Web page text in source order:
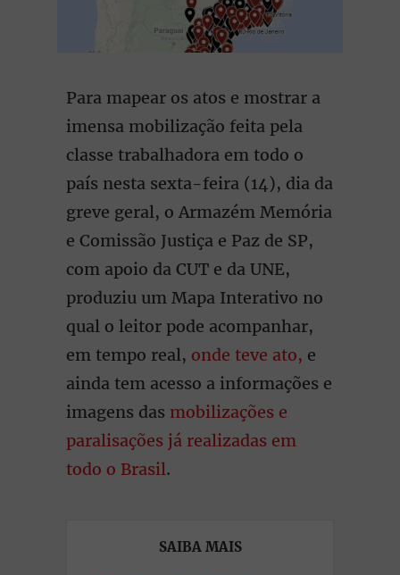
Para mapear os atos e mostrar a
imensa mobilização feita pela
classe trabalhadora em todo o
país nesta sexta-feira (14), dia da
greve geral, o Armazém Memória
e Comissão Justiça e Paz de SP,
com apoio da CUT e da UNE,
produziu um Mapa Interativo no
qual o leitor pode acompanhar,
em tempo real, onde teve ato, e
ainda tem acesso a informações e
imagens das mobilizações e
paralisações já realizadas em
todo o Brasil.
SAIBA MAIS